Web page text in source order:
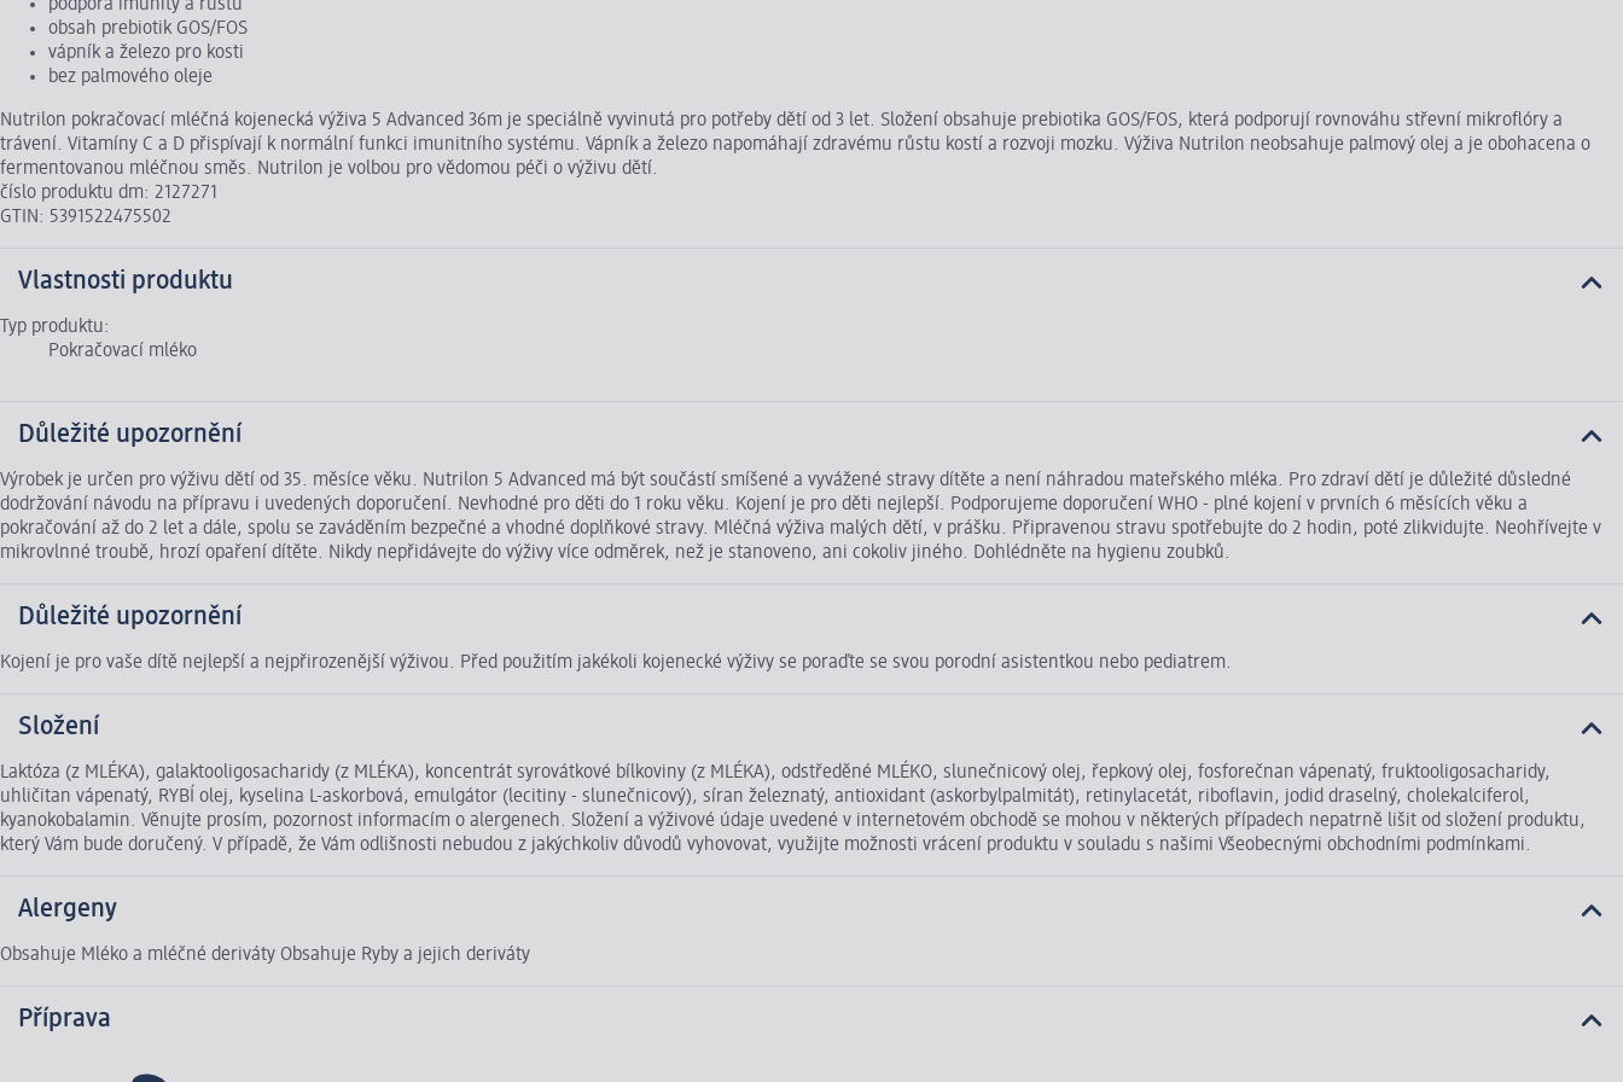
podpora imunity a růstu
obsah prebiotik GOS/FOS
vápník a železo pro kosti
bez palmového oleje
Nutrilon pokračovací mléčná kojenecká výživa 5 Advanced 36m je speciálně vyvinutá pro potřeby dětí od 3 let. Složení obsahuje prebiotika GOS/FOS, která podporují rovnováhu střevní mikroflóry a
trávení. Vitamíny C a D přispívají k normální funkci imunitního systému. Vápník a železo napomáhají zdravému růstu kostí a rozvoji mozku. Výživa Nutrilon neobsahuje palmový olej a je obohacena o
fermentovanou mléčnou směs. Nutrilon je volbou pro vědomou péči o výživu dětí.
číslo produktu dm: 2127271
GTIN: 5391522475502
Vlastnosti produktu
Typ produktu:
Pokračovací mléko
Důležité upozornění
Výrobek je určen pro výživu dětí od 35. měsíce věku. Nutrilon 5 Advanced má být součástí smíšené a vyvážené stravy dítěte a není náhradou mateřského mléka. Pro zdraví dětí je důležité důsledné
dodržování návodu na přípravu i uvedených doporučení. Nevhodné pro děti do 1 roku věku. Kojení je pro děti nejlepší. Podporujeme doporučení WHO - plné kojení v prvních 6 měsících věku a
pokračování až do 2 let a dále, spolu se zaváděním bezpečné a vhodné doplňkové stravy. Mléčná výživa malých dětí, v prášku. Připravenou stravu spotřebujte do 2 hodin, poté zlikvidujte. Neohřívejte v
mikrovlnné troubě, hrozí opaření dítěte. Nikdy nepřidávejte do výživy více odměrek, než je stanoveno, ani cokoliv jiného. Dohlédněte na hygienu zoubků.
Důležité upozornění
Kojení je pro vaše dítě nejlepší a nejpřirozenější výživou. Před použitím jakékoli kojenecké výživy se poraďte se svou porodní asistentkou nebo pediatrem.
Složení
Laktóza (z MLÉKA), galaktooligosacharidy (z MLÉKA), koncentrát syrovátkové bílkoviny (z MLÉKA), odstředěné MLÉKO, slunečnicový olej, řepkový olej, fosforečnan vápenatý, fruktooligosacharidy,
uhličitan vápenatý, RYBÍ olej, kyselina L-askorbová, emulgátor (lecitiny - slunečnicový), síran železnatý, antioxidant (askorbylpalmitát), retinylacetát, riboflavin, jodid draselný, cholekalciferol,
kyanokobalamin. Věnujte prosím, pozornost informacím o alergenech. Složení a výživové údaje uvedené v internetovém obchodě se mohou v některých případech nepatrně lišit od složení produktu,
který Vám bude doručený. V případě, že Vám odlišnosti nebudou z jakýchkoliv důvodů vyhovovat, využijte možnosti vrácení produktu v souladu s našimi Všeobecnými obchodními podmínkami.
Alergeny
Obsahuje Mléko a mléčné deriváty Obsahuje Ryby a jejich deriváty
Příprava